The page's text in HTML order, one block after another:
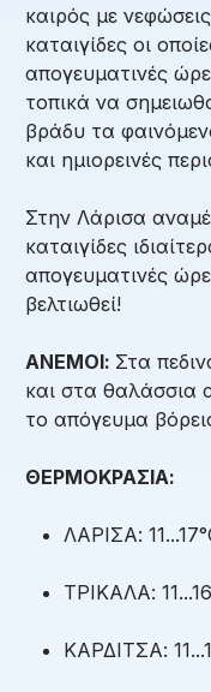
καιρός με
καταιγίδες οι
απογευματινές
τοπικά να
βράδυ τα
και ημιορεινές
Στην Λάρισα
καταιγίδες
απογευματινές
βελτιωθεί!
ΑΝΕΜΟΙ: Στα
και στα θαλάσσια
το απόγευμα
ΘΕΡΜΟΚΡΑΣΙΑ:
ΛΑΡΙΣΑ:
ΤΡΙΚΑΛΑ:
ΚΑΡΔΙΤΣΑ: